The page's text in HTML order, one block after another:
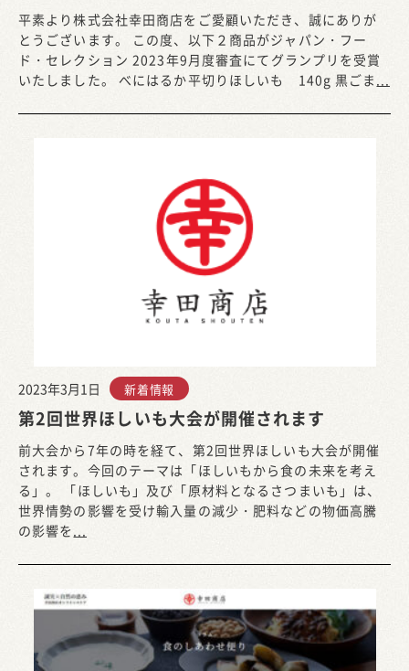
平素より株式会社幸田商店をご愛顧いただき、誠にありが
とうございます。 この度、以下２商品がジャパン・フー
ド・セレクション 2023年9月度審査にてグランプリを受賞
いたしました。 べにはるか平切りほしいも 140g 黒ごま ...
2023年3月1日 新着情報
第2回世界ほしいも大会が開催されます
前大会から7年の時を経て、第2回世界ほしいも大会が開催
されます。今回のテーマは「ほしいもから食の未来を考え
る」。 「ほしいも」及び「原材料となるさつまいも」は、
世界情勢の影響を受け輸入量の減少・肥料などの物価高騰
の影響を ...